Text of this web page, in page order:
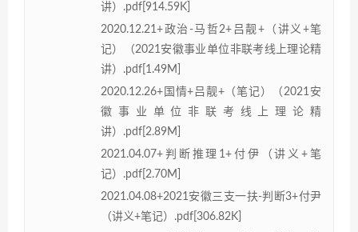
讲）.pdf[914.59K]
2020.12.21+政治-马哲2+吕靓+（讲义+笔
记）（2021安徽事业单位非联考线上理论精
讲）.pdf[1.49M]
2020.12.26+国情+吕靓+（笔记）（2021安
徽事业单位非联考线上理论精
讲）.pdf[2.89M]
2021.04.07+判断推理1+付伊（讲义+笔
记）.pdf[2.70M]
2021.04.08+2021安徽三支一扶-判断3+付尹
（讲义+笔记）.pdf[306.82K]